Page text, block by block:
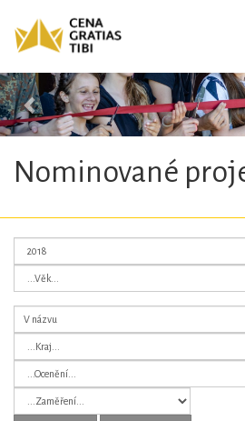
Předchozí
Nominované